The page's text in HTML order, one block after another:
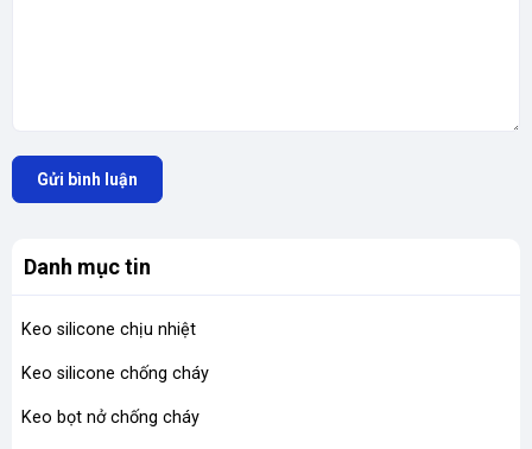
Gửi bình luận
Danh mục tin
Keo silicone chịu nhiệt
Keo silicone chống cháy
Keo bọt nở chống cháy